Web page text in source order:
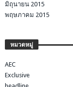
มิถุนายน 2015
พฤษภาคม 2015
หมวดหมู่
AEC
Exclusive